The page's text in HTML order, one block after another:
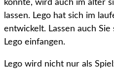
konnte, wird auch im alter
lassen. Lego hat sich im
entwickelt. Lassen auch
Lego einfangen.
Lego wird nicht nur als